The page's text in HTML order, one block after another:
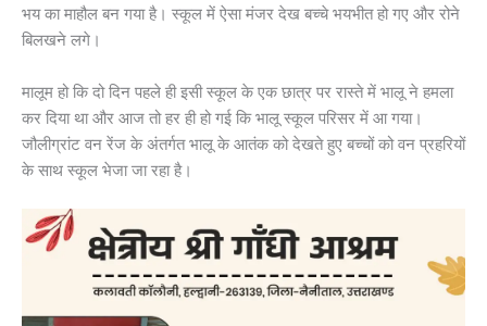
भय का माहौल बन गया है। स्कूल में ऐसा मंजर देख बच्चे भयभीत हो गए और रोने
बिलखने लगे।
मालूम हो कि दो दिन पहले ही इसी स्कूल के एक छात्र पर रास्ते में भालू ने हमला
कर दिया था और आज तो हर ही हो गई कि भालू स्कूल परिसर में आ गया।
जौलीग्रांट वन रेंज के अंतर्गत भालू के आतंक को देखते हुए बच्चों को वन प्रहरियों
के साथ स्कूल भेजा जा रहा है।